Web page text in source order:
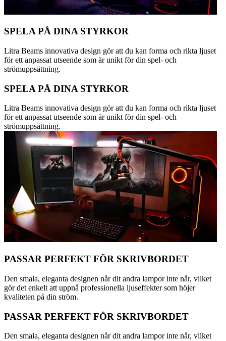
SPELA PÅ DINA STYRKOR
Litra Beams innovativa design gör att du kan forma och rikta ljuset
för ett anpassat utseende som är unikt för din spel- och
strömuppsättning.
SPELA PÅ DINA STYRKOR
Litra Beams innovativa design gör att du kan forma och rikta ljuset
för ett anpassat utseende som är unikt för din spel- och
strömuppsättning.
PASSAR PERFEKT FÖR SKRIVBORDET
Den smala, eleganta designen når dit andra lampor inte når, vilket
gör det enkelt att uppnå professionella ljuseffekter som höjer
kvaliteten på din ström.
PASSAR PERFEKT FÖR SKRIVBORDET
Den smala, eleganta designen når dit andra lampor inte når, vilket